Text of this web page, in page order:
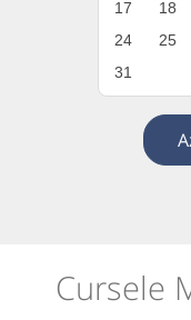
17
18
24
25
31
Cursele